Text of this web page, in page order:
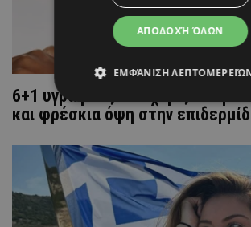
6+1 υγρά ρουζ που χαρίζουν
και φρέσκια όψη στην
ΑΠΟΔΟΧΉ ΌΛΩΝ
ΕΜΦΆΝΙΣΗ